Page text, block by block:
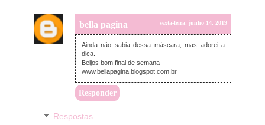
bella pagina sexta-feira, junho 14, 2019
Ainda não sabia dessa máscara, mas adorei a
dica.
Beijos bom final de semana
www.bellapagina.blogspot.com.br
Responder
Respostas